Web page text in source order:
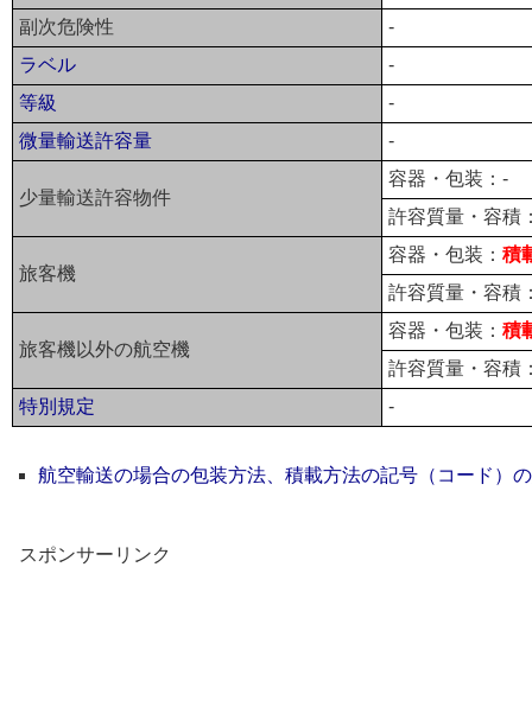
副次危険性
-
ラベル
-
等級
-
微量輸送許容量
-
少量輸送許容物件
容器・包装：-
許容質量・容積
旅客機
容器・包装： 積
許容質量・容積
旅客機以外の航空機
容器・包装： 積
許容質量・容積
特別規定
-
航空輸送の場合の包装方法、積載方法の記号（コード）
スポンサーリンク